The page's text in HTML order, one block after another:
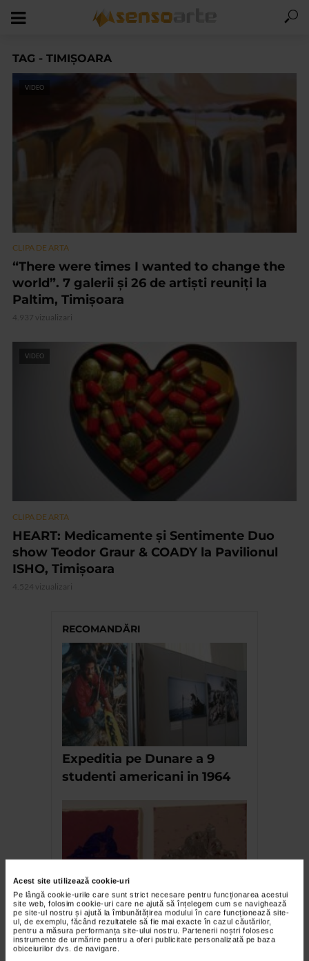
Acest site utilizează cookie-uri
Pe lângă cookie-urile care sunt strict necesare pentru funcționarea acestui
site web, folosim cookie-uri care ne ajută să înțelegem cum se navighează
pe site-ul nostru și ajută la îmbunătățirea modului în care funcționează site-
ul, de exemplu, făcând rezultatele să fie mai exacte în cazul căutărilor,
pentru a măsura performanța site-ului nostru. Partenerii noștri folosesc
instrumente de urmărire pentru a oferi publicitate personalizată pe baza
obiceiurilor dvs. de navigare.
TAG - TIMIȘOARA
VIDEO
CLIPA DE ARTA
“There were times I wanted to change the
world”. 7 galerii și 26 de artiști reuniți la
Paltim, Timișoara
4.937 vizualizari
VIDEO
CLIPA DE ARTA
HEART: Medicamente și Sentimente Duo
show Teodor Graur & COADY la Pavilionul
ISHO, Timișoara
4.524 vizualizari
RECOMANDĂRI
Expeditia pe Dunare a 9
studenti americani in 1964
Zidirea lui Marin Gherasim la
Dalles